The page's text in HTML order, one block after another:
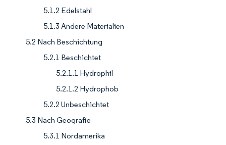
5.1.2 Edelstahl
5.1.3 Andere Materialien
5.2 Nach Beschichtung
5.2.1 Beschichtet
5.2.1.1 Hydrophil
5.2.1.2 Hydrophob
5.2.2 Unbeschichtet
5.3 Nach Geografie
5.3.1 Nordamerika